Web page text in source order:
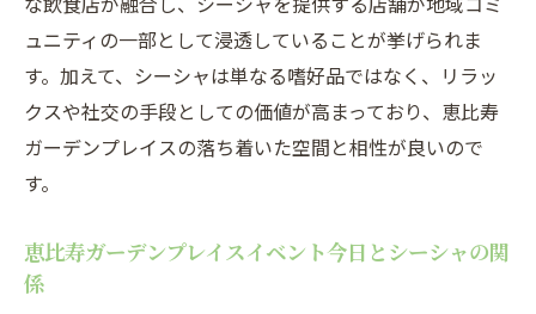
ュニティの一部として浸透していることが挙げられま
す。加えて、シーシャは単なる嗜好品ではなく、リラッ
クスや社交の手段としての価値が高まっており、恵比寿
ガーデンプレイスの落ち着いた空間と相性が良いので
す。
恵比寿ガーデンプレイスイベント今日とシーシャの関
係